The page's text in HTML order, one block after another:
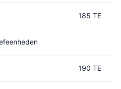
185 TE
190 TE